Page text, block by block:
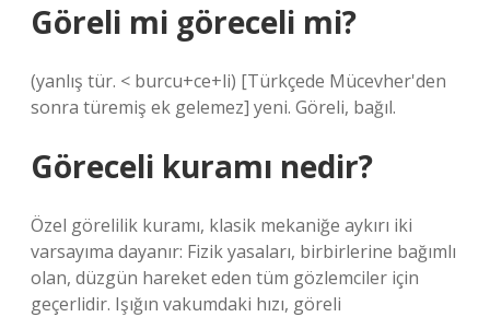
Göreli mi göreceli mi?
(yanlış tür. < burcu+ce+li) [Türkçede Mücevher'den
sonra türemiş ek gelemez] yeni. Göreli, bağıl.
Göreceli kuramı nedir?
Özel görelilik kuramı, klasik mekaniğe aykırı iki
varsayıma dayanır: Fizik yasaları, birbirlerine bağımlı
olan, düzgün hareket eden tüm gözlemciler için
geçerlidir. Işığın vakumdaki hızı, göreli